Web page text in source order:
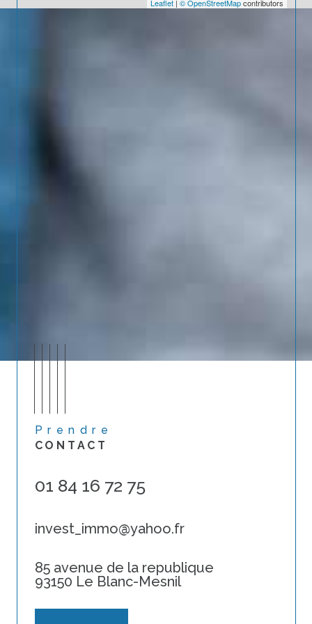
Prendre
CONTACT
01 84 16 72 75
invest_immo@yahoo.fr
85 avenue de la republique
93150 Le Blanc-Mesnil